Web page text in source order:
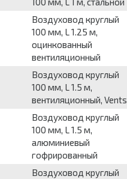
Воздуховод круглый
100 мм, L 1.25 м,
оцинкованный
вентиляционный
Воздуховод круглый
100 мм, L 1.5 м,
вентиляционный, Vents
Воздуховод круглый
100 мм, L 1.5 м,
алюминиевый
гофрированный
Воздуховод круглый